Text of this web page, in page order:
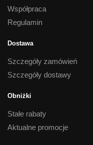
Współpraca
Regulamin
Dostawa
Szczegóły zamówień
Szczegóły dostawy
Obniżki
Stałe rabaty
Aktualne promocje